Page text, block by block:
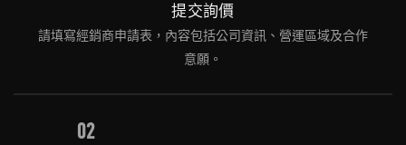
提交詢價
請填寫經銷商申請表，內容包括公司資訊、營運區域及合作
意願。
02